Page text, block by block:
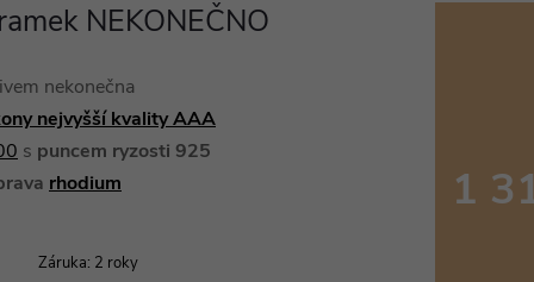
NEKONEČNO
nekonečna
nejvyšší kvality AAA
s puncem ryzosti 925
rhodium 1
Záruka: 2 roky